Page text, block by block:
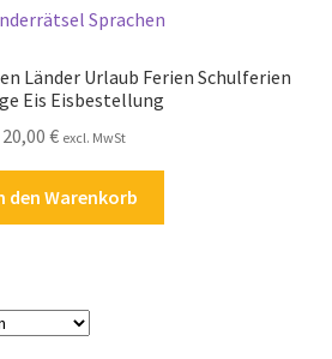
Länder Urlaub Ferien Schulferien
Eis Eisbestellung
20,00 € excl. MwSt
den Warenkorb